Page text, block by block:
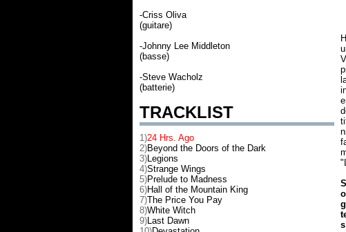
-Criss Oliva
(guitare)
-Johnny Lee Middleton
(basse)
-Steve Wacholz
(batterie)
TRACKLIST
1)24 Hrs. Ago
2)Beyond the Doors of the Dark
3)Legions
4)Strange Wings
5)Prelude to Madness
6)Hall of the Mountain King
7)The Price You Pay
8)White Witch
9)Last Dawn